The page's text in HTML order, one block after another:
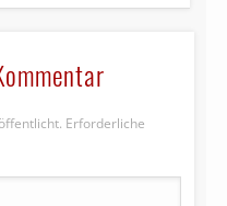
Erforderliche